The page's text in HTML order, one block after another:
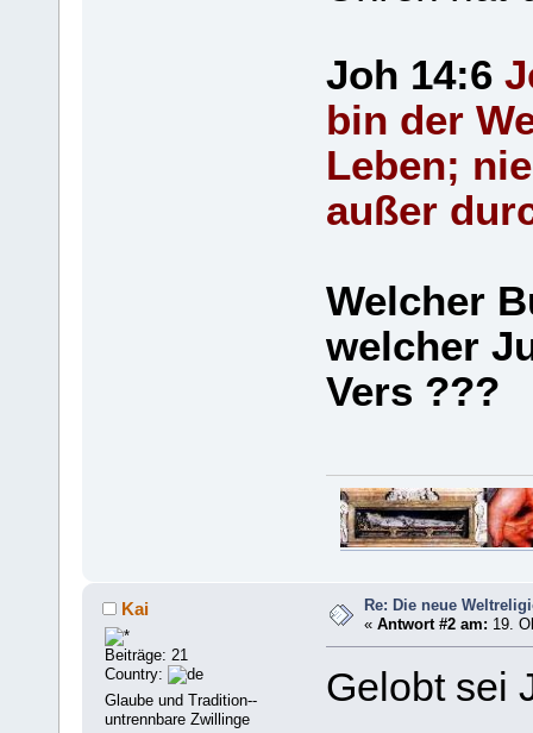
Joh 14:6
bin der
Leben;
außer
Welcher
welcher
Vers ???
Kai
Beiträge: 21
Country:
Glaube und Tradition--
untrennbare Zwillinge
Re: Die neue
«Antwort #2 am: 19.
Gelobt sei